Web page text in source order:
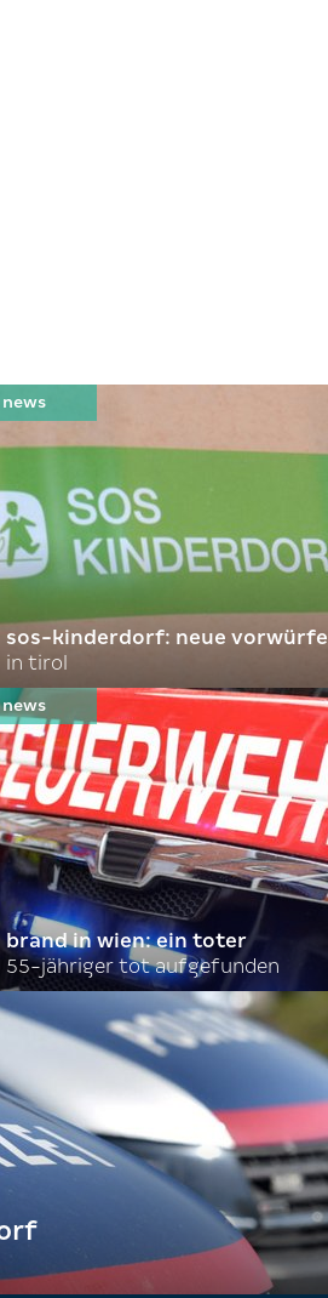
sos-kinderdorf: neue vorwürfe
in tirol
brand in wien: ein toter
55-jähriger tot aufgefunden